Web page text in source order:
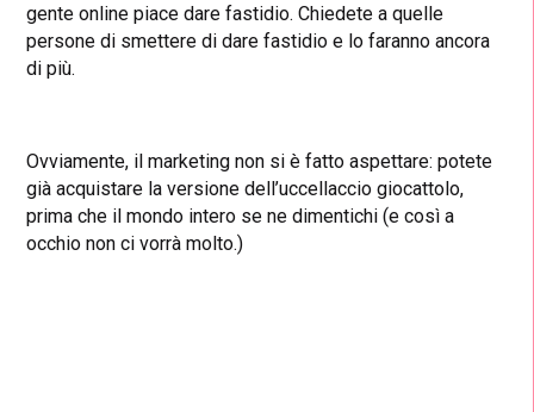
gente online piace dare fastidio. Chiedete a quelle
persone di smettere di dare fastidio e lo faranno ancora
di più.
Ovviamente, il marketing non si è fatto aspettare: potete
già acquistare la versione dell’uccellaccio giocattolo,
prima che il mondo intero se ne dimentichi (e così a
occhio non ci vorrà molto.)